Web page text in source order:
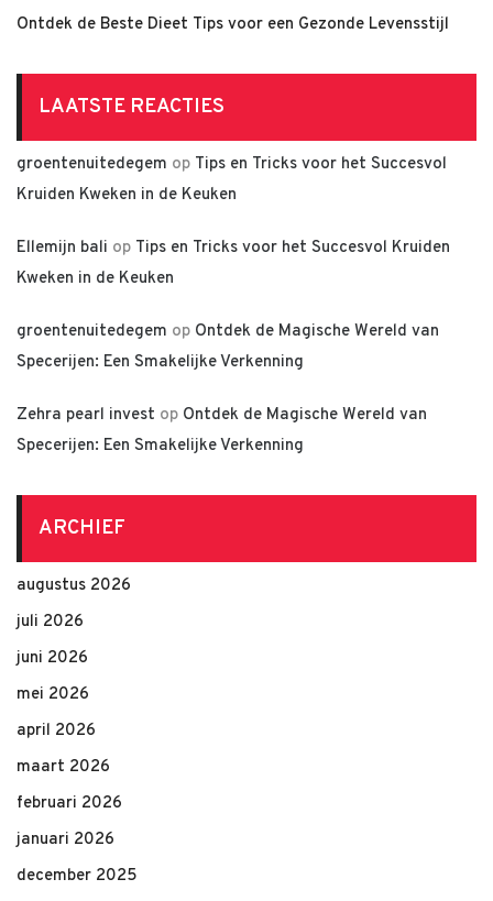
Ontdek de Beste Dieet Tips voor een Gezonde Levensstijl
LAATSTE REACTIES
groentenuitedegem op Tips en Tricks voor het Succesvol
Kruiden Kweken in de Keuken
Ellemijn bali op Tips en Tricks voor het Succesvol Kruiden
Kweken in de Keuken
groentenuitedegem op Ontdek de Magische Wereld van
Specerijen: Een Smakelijke Verkenning
Zehra pearl invest op Ontdek de Magische Wereld van
Specerijen: Een Smakelijke Verkenning
ARCHIEF
augustus 2026
juli 2026
juni 2026
mei 2026
april 2026
maart 2026
februari 2026
januari 2026
december 2025